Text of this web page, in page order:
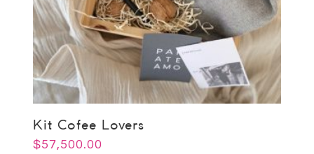
Kit Cofee Lovers
$57,500.00